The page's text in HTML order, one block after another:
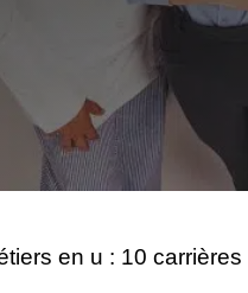
en u : 10